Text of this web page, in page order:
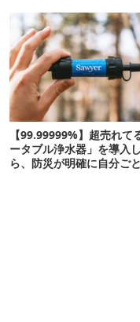
【99.99999%】超売れて
ータブル浄水器」を導入
ら、防災が明確に自分ご